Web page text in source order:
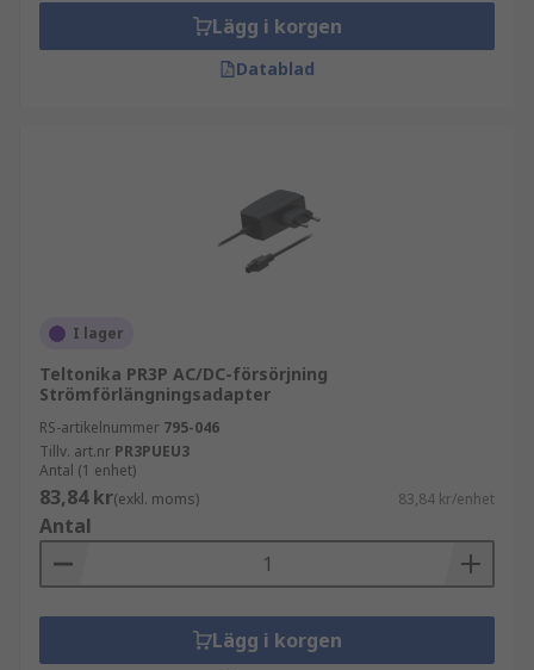
Lägg i korgen
Datablad
I lager
Teltonika PR3P AC/DC-försörjning
Strömförlängningsadapter
RS-artikelnummer 795-046
Tillv. art.nr PR3PUEU3
Antal (1 enhet)
83,84 kr(exkl. moms) 83,84 kr/enhet
Antal
Lägg i korgen